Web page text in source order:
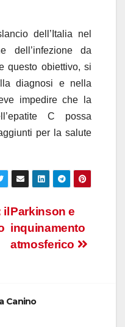
dell’Italia nel
dell’infezione da
questo obiettivo, si
diagnosi e nella
impedire che la
C possa
per la salute
Parkinson e
inquinamento
atmosferico
Canino